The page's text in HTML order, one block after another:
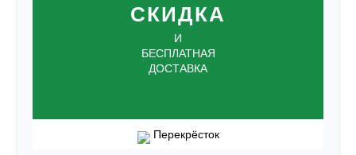
СКИДКА
И
БЕСПЛАТНАЯ
ДОСТАВКА
Перекрёсток